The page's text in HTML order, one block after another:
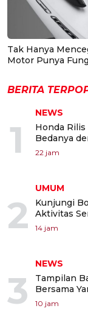
Tak Hanya
Motor Punya
BERITA
1
NEWS
Honda Rilis
Bedanya
22 jam
2
UMUM
Kunjungi
Aktivitas
14 jam
3
NEWS
Tampilan
Bersama
10 jam